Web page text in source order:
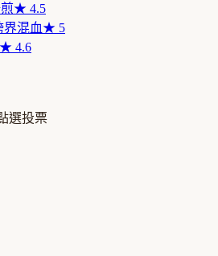
★ 4.5
界混血★ 5
★ 4.6
選投票